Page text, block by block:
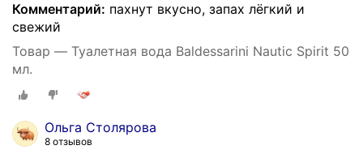
Комментарий: пахнут вкусно, запах лёгкий и
свежий
Товар — Туалетная вода Baldessarini Nautic Spirit 50
мл.
Ольга Столярова
8 отзывов